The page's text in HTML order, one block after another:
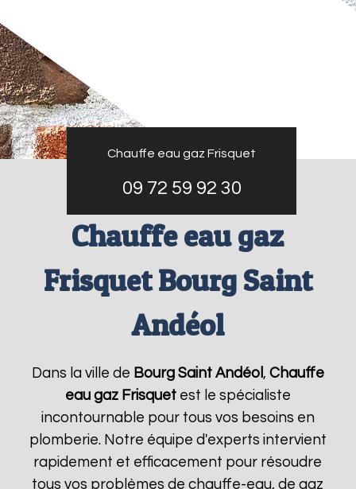
Chauffe eau gaz Frisquet
09 72 59 92 30
Chauffe eau gaz
Frisquet Bourg Saint
Andéol
Dans la ville de Bourg Saint Andéol , Chauffe
eau gaz Frisquetest le spécialiste
incontournable pour tous vos besoins en
plomberie. Notre équipe d'experts intervient
rapidement et efficacement pour résoudre
tous vos problèmes de chauffe-eau, de gaz